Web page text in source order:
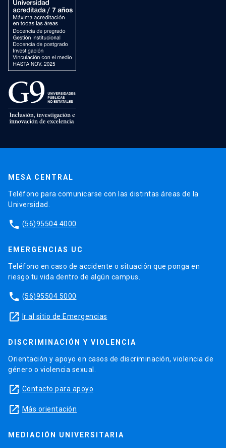
MESA CENTRAL
Teléfono para comunicarse con las distintas áreas de la
Universidad.
phone (56)95504 4000
EMERGENCIAS UC
Teléfono en caso de accidente o situación que ponga en
riesgo tu vida dentro de algún campus.
phone (56)95504 5000
launch Ir al sitio de Emergencias
DISCRIMINACIÓN Y VIOLENCIA
Orientación y apoyo en casos de discriminación, violencia de
género o violencia sexual.
launch Contacto para apoyo
launch Más orientación
MEDIACIÓN UNIVERSITARIA